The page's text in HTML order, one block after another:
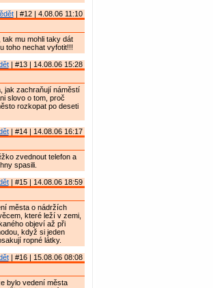
| #12 | 4.08.06 11:10
mu mohli taky dát
toho nechat vyfotit!!!
| #13 | 14.08.06 15:28
jak zachraňují náměstí
slovo o tom, proč
rozkopat po deseti
| #14 | 14.08.06 16:17
zvednout telefon a
spasili.
| #15 | 14.08.06 18:59
města o nádržích
které leží v zemi,
objeví až při
když si jeden
ropné látky.
| #16 | 15.08.06 08:08
bylo vedení města